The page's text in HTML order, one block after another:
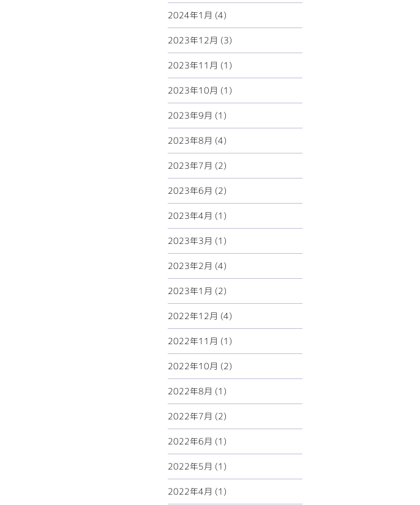
2024年1月 (4)
2023年12月 (3)
2023年11月 (1)
2023年10月 (1)
2023年9月 (1)
2023年8月 (4)
2023年7月 (2)
2023年6月 (2)
2023年4月 (1)
2023年3月 (1)
2023年2月 (4)
2023年1月 (2)
2022年12月 (4)
2022年11月 (1)
2022年10月 (2)
2022年8月 (1)
2022年7月 (2)
2022年6月 (1)
2022年5月 (1)
2022年4月 (1)